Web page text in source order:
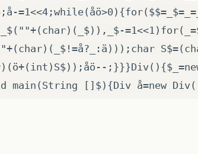
main(String []$){Div å=new